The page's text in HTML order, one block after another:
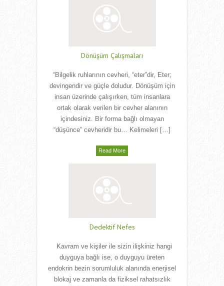
Dönüşüm Çalışmaları
“Bilgelik ruhlarının cevheri, “eter”dir, Eter;
devingendir ve güçle doludur. Dönüşüm için
insan üzerinde çalışırken, tüm insanlara
ortak olarak verilen bir cevher alanının
içindesiniz. Bir forma bağlı olmayan
“düşünce” cevheridir bu… Kelimeleri […]
Read More
Dedektif Nefes
Kavram ve kişiler ile sizin ilişkiniz hangi
duyguya bağlı ise, o duyguyu üreten
endokrin bezin sorumluluk alanında enerjisel
blokaj ve zamanla da fiziksel rahatsızlık